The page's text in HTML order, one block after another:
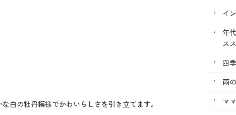
白の牡丹模様でかわいらしさを引き立てます。
イ
年
ス
四
雨
マ